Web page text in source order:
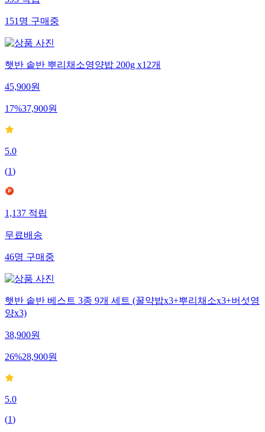
393적립
151명구매중
햇반 솥반 뿌리채소영양밥 200g x12개
45,900원
17%37,900원
5.0
(1)
1,137적립
무료배송
46명구매중
햇반 솥반 베스트 3종 9개 세트 (꿀약밥x3+뿌리채소x3+버섯영
양x3)
38,900원
26%28,900원
5.0
(1)